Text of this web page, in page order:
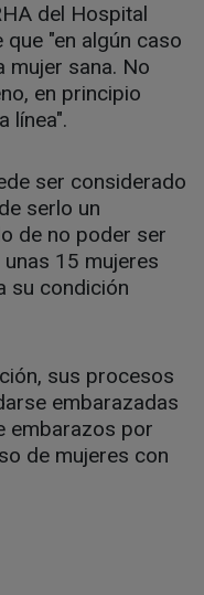
del Hospital
"en algún caso
mujer sana. No
en principio
línea".
ser considerado
serlo un
de no poder ser
15 mujeres
su condición
sus procesos
embarazadas
embarazos por
de mujeres con